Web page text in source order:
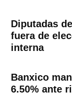
Diputadas
fuera de
interna
Banxico
6.50% ante